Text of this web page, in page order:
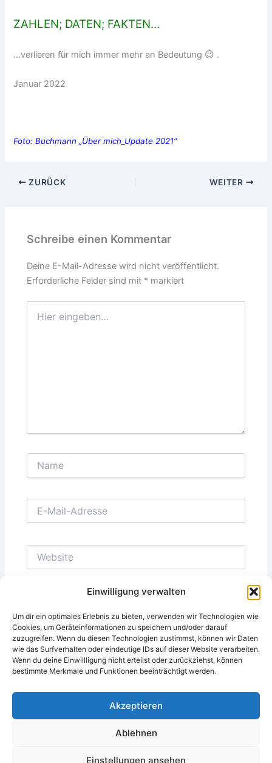
Einwilligung verwalten
Um dir ein optimales Erlebnis zu bieten, verwenden wir Technologien wie
Cookies, um Geräteinformationen zu speichern und/oder darauf
zuzugreifen. Wenn du diesen Technologien zustimmst, können wir Daten
wie das Surfverhalten oder eindeutige IDs auf dieser Website verarbeiten.
Wenn du deine Einwillligung nicht erteilst oder zurückziehst, können
bestimmte Merkmale und Funktionen beeinträchtigt werden.
Akzeptieren
Ablehnen
Einstellungen ansehen
ZAHLEN; DATEN; FAKTEN…
…verlieren für mich immer mehr an Bedeutung 😉 .
Januar 2022
Foto: Buchmann „Über mich_Update 2021“
ZURÜCK WEITER
Schreibe einen Kommentar
Deine E-Mail-Adresse wird nicht veröffentlicht.
Erforderliche Felder sind mit * markiert
eingeben…
Mail-
Diese Website verwendet Akismet, um Spam zu reduzieren.
Erfahre, wie deine Kommentardaten verarbeitet werden.
Copyright © 2014 - 2026 Laufen und Fitness | value sharing